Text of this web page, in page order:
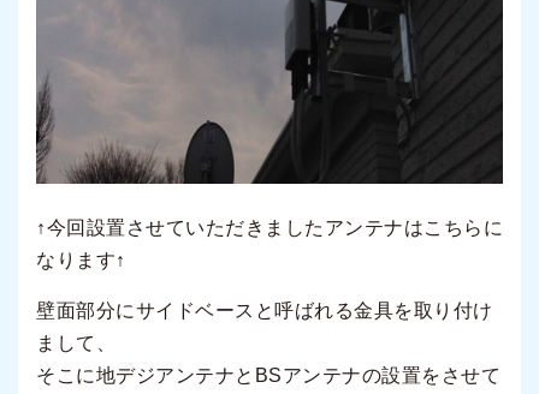
↑今回設置させていただきましたアンテナはこちらに
なります↑
壁面部分にサイドベースと呼ばれる金具を取り付け
まして、
そこに地デジアンテナとBSアンテナの設置をさせて